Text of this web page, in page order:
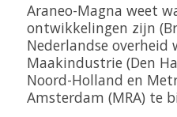
Araneo-Magna weet
ontwikkelingen zijn
Nederlandse
Maakindustrie (Den
Noord-Holland en
Amsterdam (MRA) te